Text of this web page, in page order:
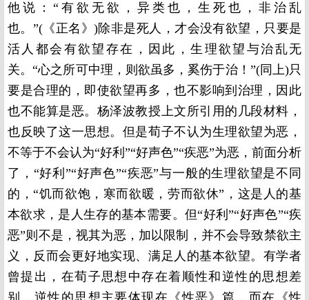
他说：“有欲无欲，异类也，生死也，非治乱
也。”(《正名》)除非是死人，才会没有欲望，只要是
活人都会有欲望存在，因此，生理欲望与治乱无
关。“心之所可中理，则欲虽多，奚伤于治！”(同上)只
要是合理的，即使欲望再多，也不影响到治理，因此
也不能算是恶。杨泽波教授上文所引用的几段材料，
也反映了这一思想。但是荀子不认为生理欲望为恶，
不等于不会认为“好利”“好声色”“疾恶”为恶，前面分析
了，“好利”“好声色”“疾恶”与一般的生理欲望是不同
的，“饥而欲饱，寒而欲暖，劳而欲休”，这是人的基
本欲求，是人生存的基本需要。但“好利”“好声色”“疾
恶”则不是，视其为恶，加以限制，并不会导致禁欲主
义，反而会更好地实现、满足人的基本欲望。有学者
曾提出，在荀子思想中存在着顺性和逆性的思想差
别，逆性的思想主要体现在《性恶》篇，而在《性